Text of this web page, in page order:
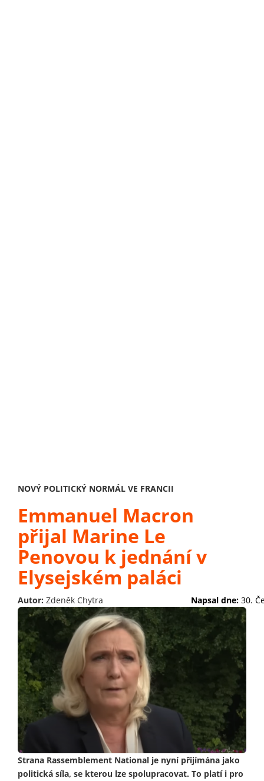
NOVÝ POLITICKÝ NORMÁL VE FRANCII
Emmanuel Macron
přijal Marine Le
Penovou k jednání v
Elysejském paláci
Autor: Zdeněk Chytra Napsal dne: 30.
Strana Rassemblement National je nyní přijímána jako
politická síla, se kterou lze spolupracovat. To platí i pro